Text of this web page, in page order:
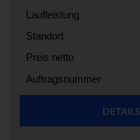
Laufleistung
Standort
Preis netto
Auftragsnummer